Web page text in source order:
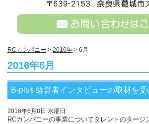
RCカンパニー > 2016年 > 6月
2016年6月
B-plus 経営者インタビューの取材を受
2016年6月8日 水曜日
RCカンパニーの事業についてタレントのタージ